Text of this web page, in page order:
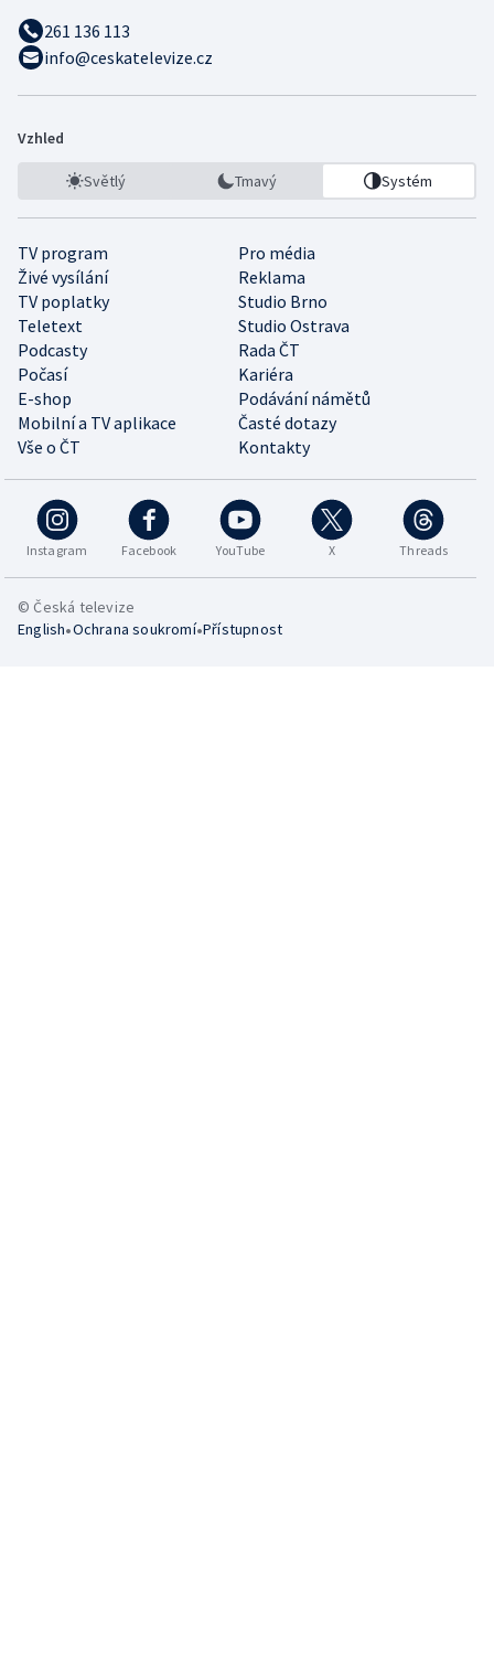
261 136 113
info@ceskatelevize.cz
Vzhled
Světlý Tmavý Systém
TV program
Pro média
Živé vysílání
Reklama
TV poplatky
Studio Brno
Teletext
Studio Ostrava
Podcasty
Rada ČT
Počasí
Kariéra
E-shop
Podávání námětů
Mobilní a TV aplikace
Časté dotazy
Vše o ČT
Kontakty
Instagram Facebook YouTube X Threads
© Česká televize
English•Ochrana soukromí•Přístupnost